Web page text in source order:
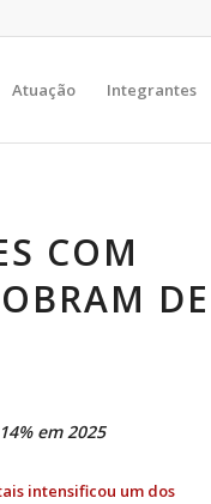
Atuação Integrantes
COM
DE
em 2025
intensificou um dos